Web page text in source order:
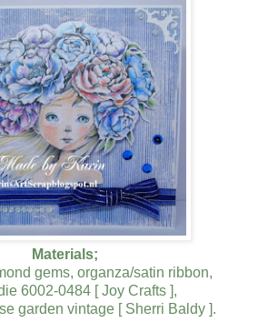
Materials;
gems, organza/satin ribbon,
6002-0484 [ Joy Crafts ],
garden vintage [ Sherri Baldy ].